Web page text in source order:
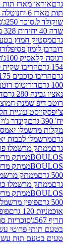
12 יח' 441.6 גרם
נוטלה 200 גרם
250ג'
גולון דיאג'סטיב
בטעמים שונים 40 יחידות 328 גרם
40 יחידות 328 גרם
הריבו בלוני
160 גרם דובי צבעוני
175 גרם
ריטר
רוטב דיפ סלסה חריף
דוריטוס רוטב
חמוצה ושום 280 גרם
עוגיית חלבון חמאת
קינדר ג'וי שלישייה 60 גרם
צבעוני 18 יח' 270 גרם
יאמס 160 גרם
מרשמלו טוויסט אבטיח
פופין מרשמלו 3D תות שדה 100 גרם
סוכריות סודה בצורת אבן
עשירייה 150 גרם
עשירייה 150 גרם